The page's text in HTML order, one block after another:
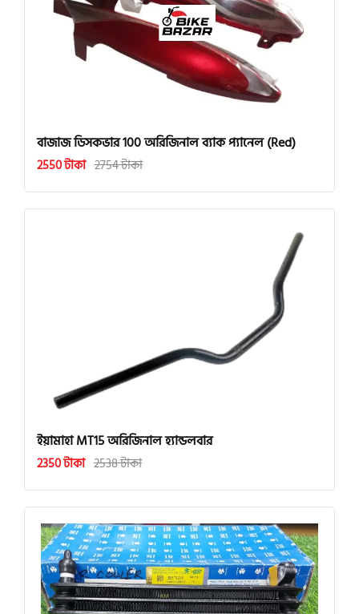
বাজাজ ডিসকভার 100 অরিজিনাল ব্যাক প্যানেল (Red)
2550 টাকা 2754 টাকা
ইয়ামাহা MT15 অরিজিনাল হ্যান্ডলবার
2350 টাকা 2538 টাকা